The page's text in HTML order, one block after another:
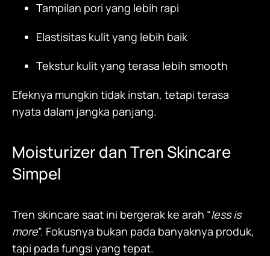
Tampilan pori yang lebih rapi
Elastisitas kulit yang lebih baik
Tekstur kulit yang terasa lebih smooth
Efeknya mungkin tidak instan, tetapi terasa
nyata dalam jangka panjang.
Moisturizerdan Tren Skincare
Simpel
Tren skincare saat ini bergerak ke arah “less is
more”. Fokusnya bukan pada banyaknya produk,
tapi pada fungsi yang tepat.